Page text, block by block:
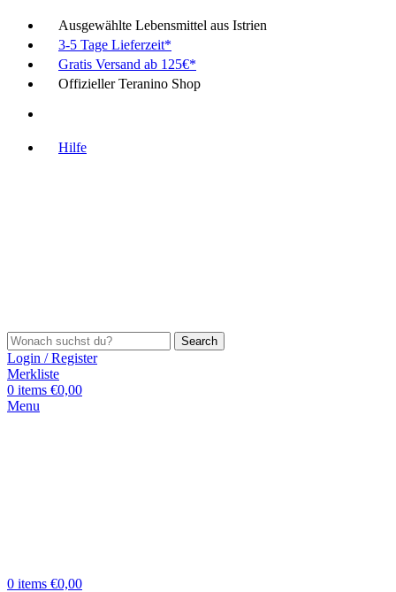
Ausgewählte Lebensmittel aus Istrien
3-5 Tage Lieferzeit*
Gratis Versand ab 125€*
Offizieller Teranino Shop
Hilfe
Search
Login / Register
Merkliste
0 items €0,00
Menu
0 items €0,00